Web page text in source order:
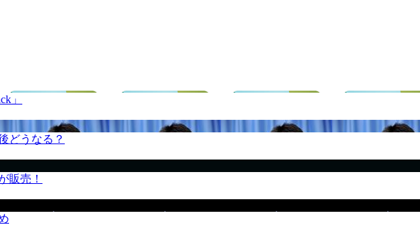
」
どうなる？
販売！